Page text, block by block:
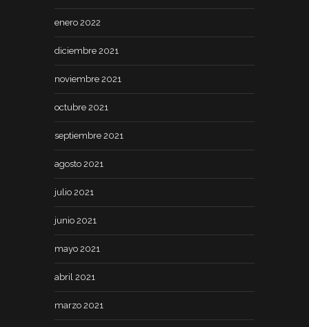
enero 2022
diciembre 2021
noviembre 2021
octubre 2021
septiembre 2021
agosto 2021
julio 2021
junio 2021
mayo 2021
abril 2021
marzo 2021